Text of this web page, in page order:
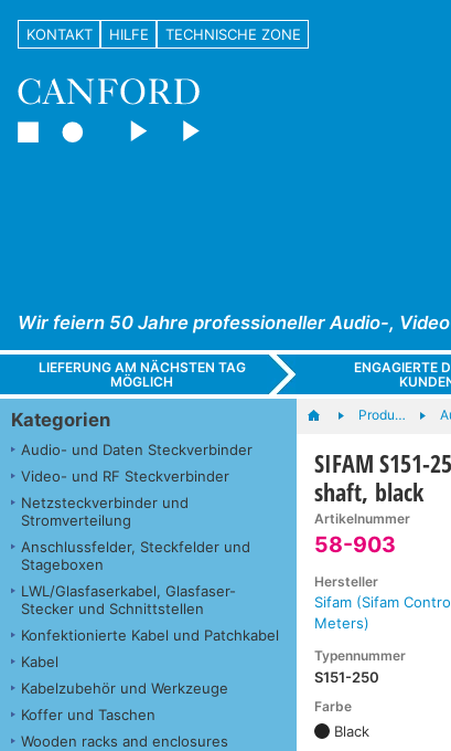
KONTAKT HILFE TECHNISCHE ZONE
Wir feiern 50 Jahre professioneller Audio-,
LIEFERUNG AM NÄCHSTEN TAG
MÖGLICH
ENGAGIERTE
Kategorien
Audio- und Daten Steckverbinder
Video- und RF Steckverbinder
Netzsteckverbinder und
Stromverteilung
Anschlussfelder, Steckfelder und
Stageboxen
LWL/Glasfaserkabel, Glasfaser-
Stecker und Schnittstellen
Konfektionierte Kabel und Patchkabel
Kabel
Kabelzubehör und Werkzeuge
Koffer und Taschen
Wooden racks and enclosures
Produ…
SIFAM S151-
shaft, black
Artikelnummer
58-903
Hersteller
Sifam (Sifam
Meters)
Typennummer
S151-250
Farbe
Black